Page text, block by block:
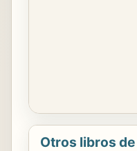
Otros libros